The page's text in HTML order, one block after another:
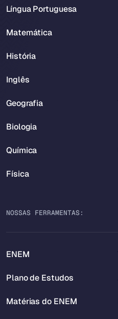
Língua Portuguesa
Matemática
História
Inglês
Geografia
Biologia
Química
Física
NOSSAS FERRAMENTAS:
ENEM
Plano de Estudos
Matérias do ENEM